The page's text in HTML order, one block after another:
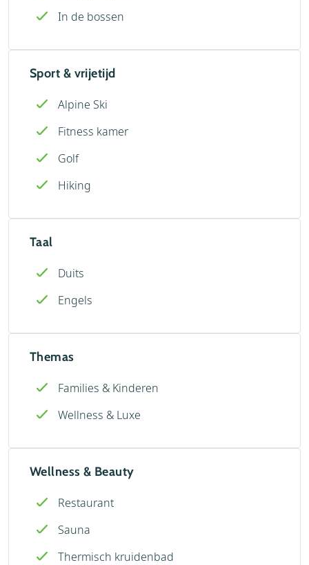
In de bossen
Sport & vrijetijd
Alpine Ski
Fitness kamer
Golf
Hiking
Taal
Duits
Engels
Themas
Families & Kinderen
Wellness & Luxe
Wellness & Beauty
Restaurant
Sauna
Thermisch kruidenbad